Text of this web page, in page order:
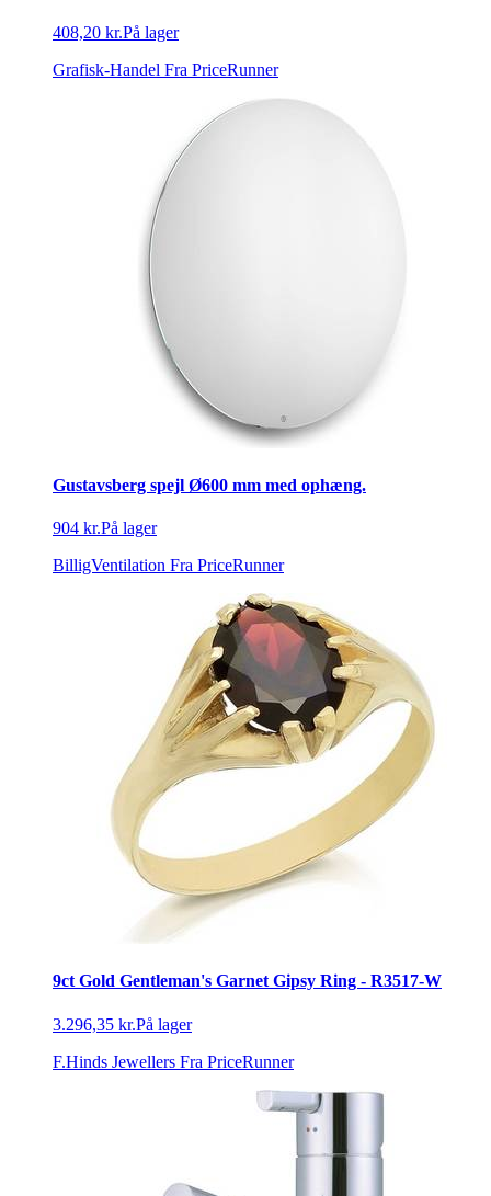
408,20 kr.På lager
Grafisk-Handel Fra PriceRunner
Gustavsberg spejl Ø600 mm med ophæng.
904 kr.På lager
BilligVentilation Fra PriceRunner
9ct Gold Gentleman's Garnet Gipsy Ring - R3517-W
3.296,35 kr.På lager
F.Hinds Jewellers Fra PriceRunner